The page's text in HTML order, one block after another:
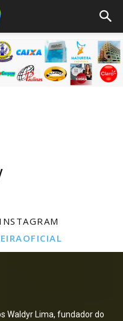
Waldyr Lima, fundador do